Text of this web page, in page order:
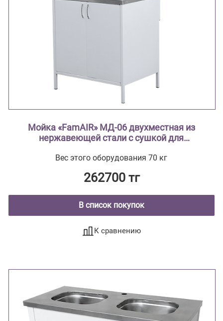
Мойка «FamAIR» МД-06 двухместная из
нержавеющей стали с сушкой для
Вес этого оборудования 70 кг
262700 тг
В список покупок
К сравнению